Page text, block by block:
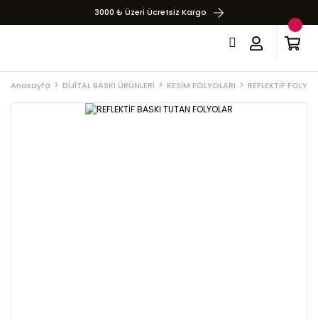
3000 ₺ Üzeri Ücretsiz Kargo
Anasayfa DİJİTAL BASKI ÜRÜNLERİ KESİM FOLYOLARI REFLEKTİF